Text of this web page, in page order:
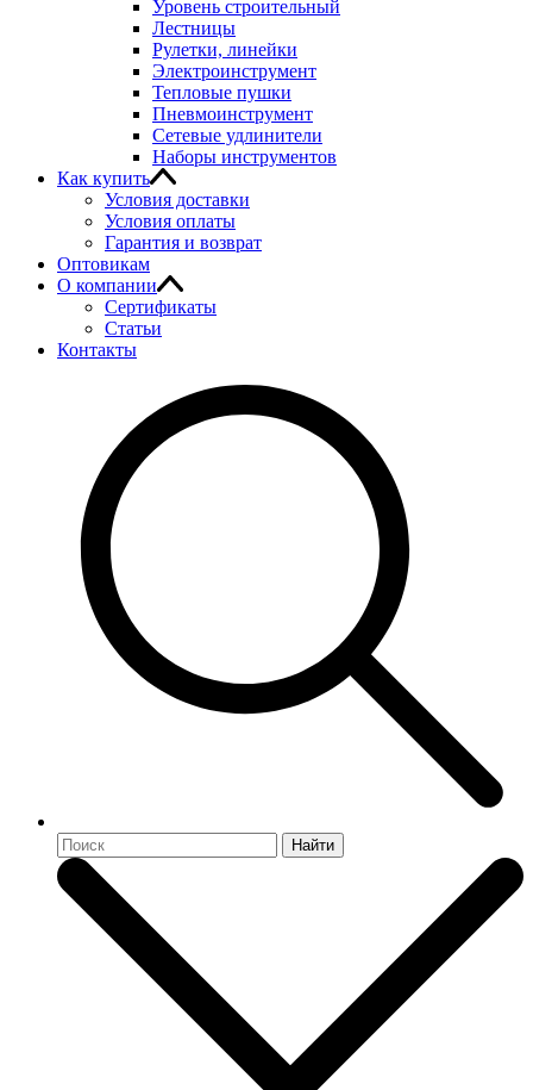
Уровень строительный
Лестницы
Рулетки, линейки
Электроинструмент
Тепловые пушки
Пневмоинструмент
Сетевые удлинители
Наборы инструментов
Как купить
Условия доставки
Условия оплаты
Гарантия и возврат
Оптовикам
О компании
Сертификаты
Статьи
Контакты
Найти